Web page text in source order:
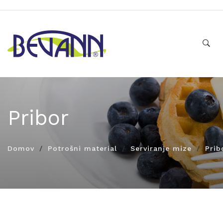
Pribor
Domov Potrošni material Serviranje mize